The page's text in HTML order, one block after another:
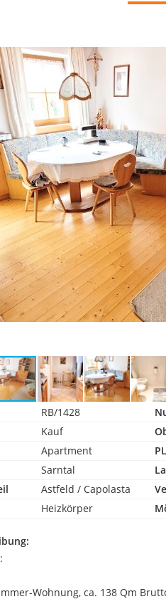
RB/1428
Kauf
Apartment
Sarntal
Astfeld / Capolasta
Heizkörper
Wohnung, ca. 138 Qm